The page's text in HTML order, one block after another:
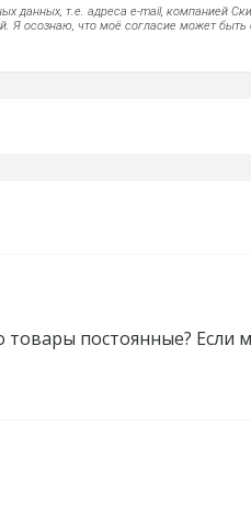
данных, т.е. адреса e-mail, компанией
Я осознаю, что моё согласие может
постоянные? Если